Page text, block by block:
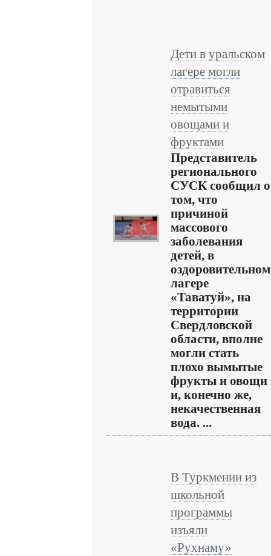
Дети в уральском
лагере могли
отравиться
немытыми
овощами и
фруктами
Представитель
регионального
СУСК сообщил о
том, что
причиной
массового
заболевания
детей, в
оздоровительном
лагере
«Таватуй», на
территории
Свердловской
области, вполне
могли стать
плохо вымытые
фрукты и овощи
и, конечно же,
некачественная
вода. ...
В Туркмении из
школьной
программы
изъяли
«Рухнаму»